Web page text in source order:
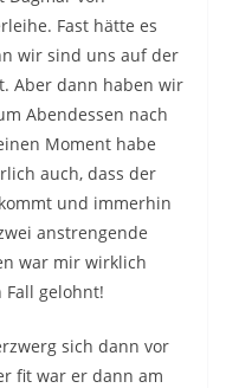
Fast hätte es
wir sind uns auf der
Aber dann haben wir
Abendessen nach
Moment habe
auch, dass der
und immerhin
anstrengende
war mir wirklich
gelohnt!
sich dann vor
fit war er dann am